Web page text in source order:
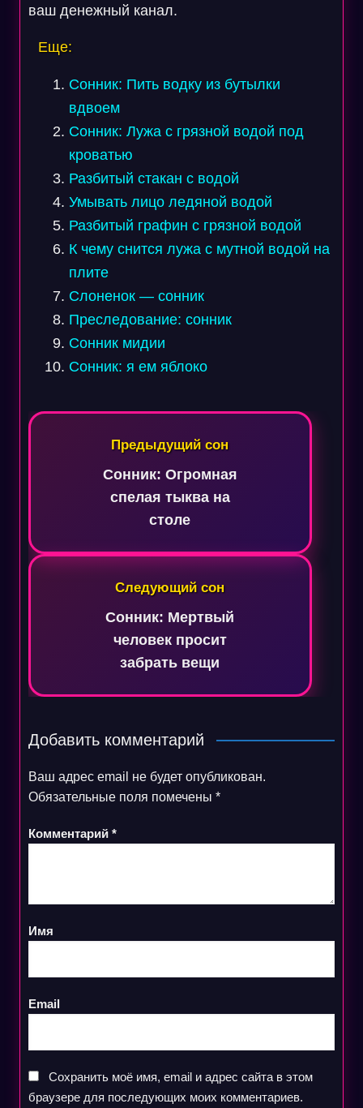
ваш денежный канал.
Еще:
Сонник: Пить водку из бутылки
вдвоем
Сонник: Лужа с грязной водой под
кроватью
Разбитый стакан с водой
Умывать лицо ледяной водой
Разбитый графин с грязной водой
К чему снится лужа с мутной водой на
плите
Слоненок — сонник
Преследование: сонник
Сонник мидии
Сонник: я ем яблоко
Навигация
записям
Предыдущий сон
Сонник: Огромная
спелая тыква на
столе
Следующий сон
Сонник: Мертвый
человек просит
забрать вещи
Добавить комментарий
Ваш адрес email не будет опубликован.
Обязательные поля помечены *
Комментарий *
Имя
Email
Сохранить моё имя, email и адрес сайта в этом
браузере для последующих моих комментариев.